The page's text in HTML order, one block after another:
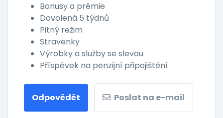
Bonusy a prémie
Dovolená 5 týdnů
Pitný režim
Stravenky
Výrobky a služby se slevou
Příspěvek na penzijní připojištění
Odpovědět Poslat na e-mail